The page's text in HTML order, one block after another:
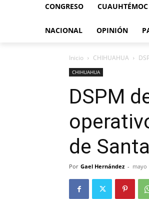
CONGRESO CUAUHTÉMOC
NACIONAL OPINIÓN
Inicio CHIHUAHUA
CHIHUAHUA
DSPM
de
Por Gael Hernández - mayo